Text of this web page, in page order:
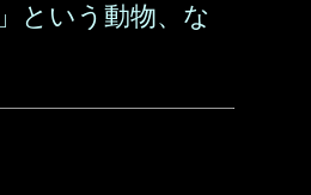
という動物、な